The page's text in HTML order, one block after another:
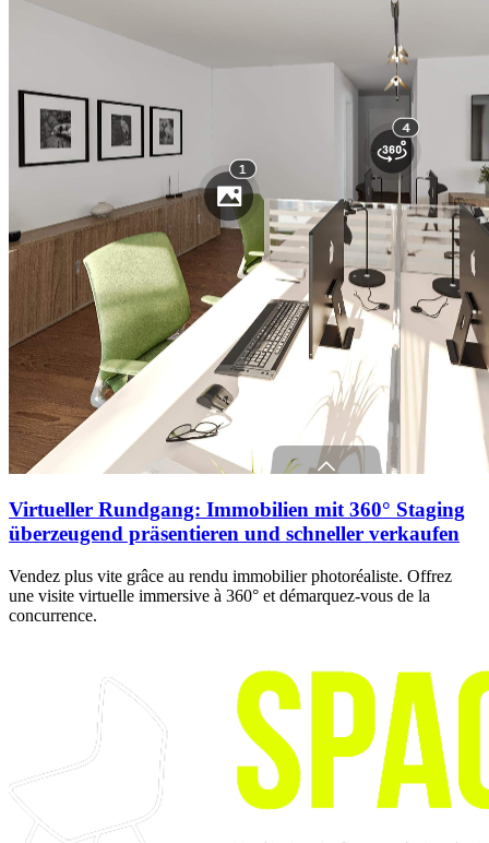
Virtueller Rundgang: Immobilien mit 360° Staging
überzeugend präsentieren und schneller verkaufen
Vendez plus vite grâce au rendu immobilier photoréaliste. Offrez
une visite virtuelle immersive à 360° et démarquez-vous de la
concurrence.